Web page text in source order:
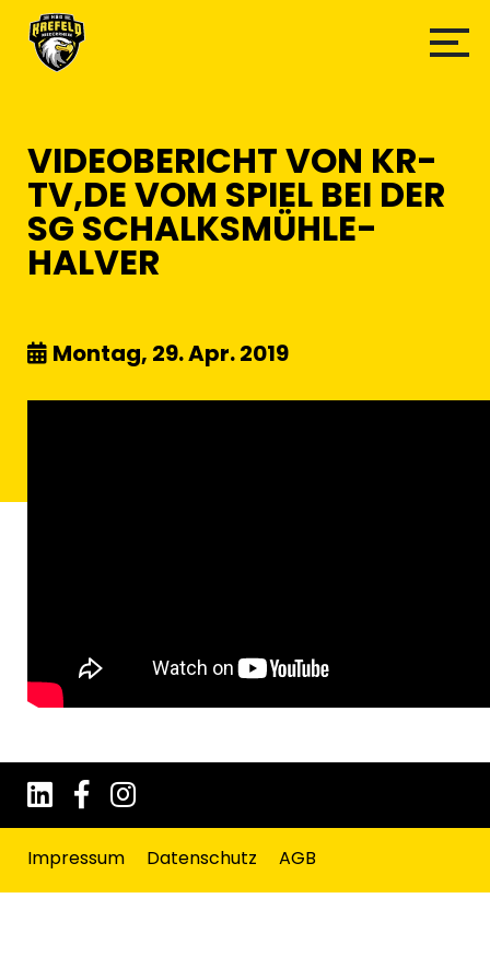
VIDEOBERICHT VON KR-
TV,DE VOM SPIEL BEI DER
SG SCHALKSMÜHLE-
HALVER
Montag, 29. Apr. 2019
Impressum Datenschutz AGB